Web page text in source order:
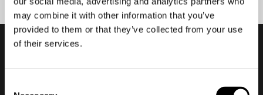
may combine it with other information that you’ve
provided to them or that they’ve collected from your use
of their services.